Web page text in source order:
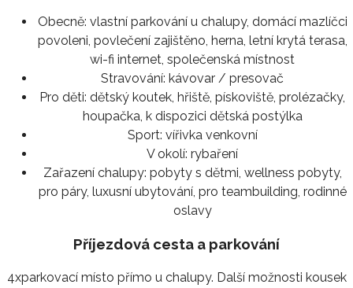
Obecně: vlastní parkování u chalupy, domácí mazlíčci
povoleni, povlečení zajištěno, herna, letní krytá terasa,
wi-fi internet, společenská místnost
Stravování: kávovar / presovač
Pro děti: dětský koutek, hřiště, pískoviště, prolézačky,
houpačka, k dispozici dětská postýlka
Sport: vířivka venkovní
V okolí: rybaření
Zařazení chalupy: pobyty s dětmi, wellness pobyty,
pro páry, luxusní ubytování, pro teambuilding, rodinné
oslavy
Příjezdová cesta a parkování
4xparkovací místo přímo u chalupy. Další možnosti kousek